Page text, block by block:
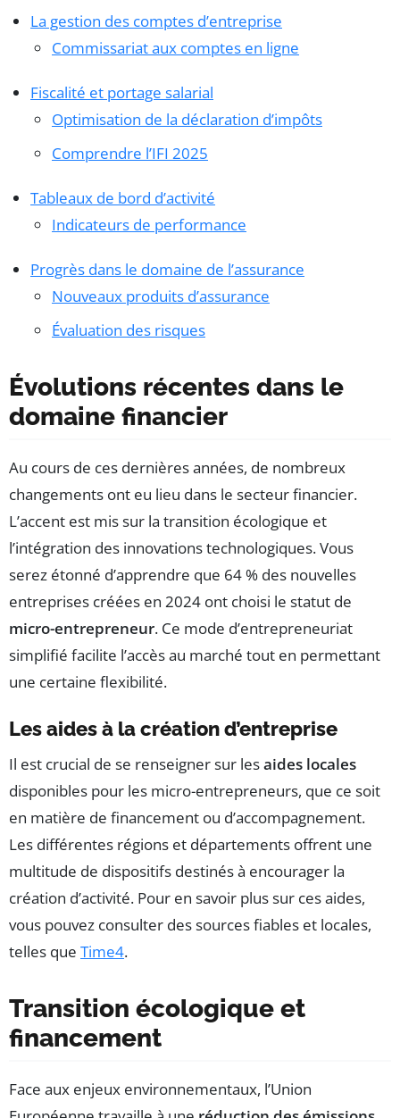
La gestion des comptes d’entreprise
Commissariat aux comptes en ligne
Fiscalité et portage salarial
Optimisation de la déclaration d’impôts
Comprendre l’IFI 2025
Tableaux de bord d’activité
Indicateurs de performance
Progrès dans le domaine de l’assurance
Nouveaux produits d’assurance
Évaluation des risques
Évolutions récentes dans le
domaine financier
Au cours de ces dernières années, de nombreux
changements ont eu lieu dans le secteur financier.
L’accent est mis sur la transition écologique et
l’intégration des innovations technologiques. Vous
serez étonné d’apprendre que 64 % des nouvelles
entreprises créées en 2024 ont choisi le statut de
micro-entrepreneur. Ce mode d’entrepreneuriat
simplifié facilite l’accès au marché tout en permettant
une certaine flexibilité.
Les aides à la création d’entreprise
Il est crucial de se renseigner sur lesaides locales
disponibles pour les micro-entrepreneurs, que ce soit
en matière de financement ou d’accompagnement.
Les différentes régions et départements offrent une
multitude de dispositifs destinés à encourager la
création d’activité. Pour en savoir plus sur ces aides,
vous pouvez consulter des sources fiables et locales,
telles que Time4.
Transition écologique et
financement
Face aux enjeux environnementaux, l’Union